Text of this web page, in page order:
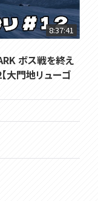
8:37:41
ボス戦を終え
大門地リューゴ